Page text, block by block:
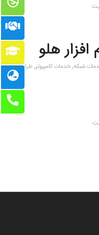
شبکه,خدمات کامپیوتر,طراحی